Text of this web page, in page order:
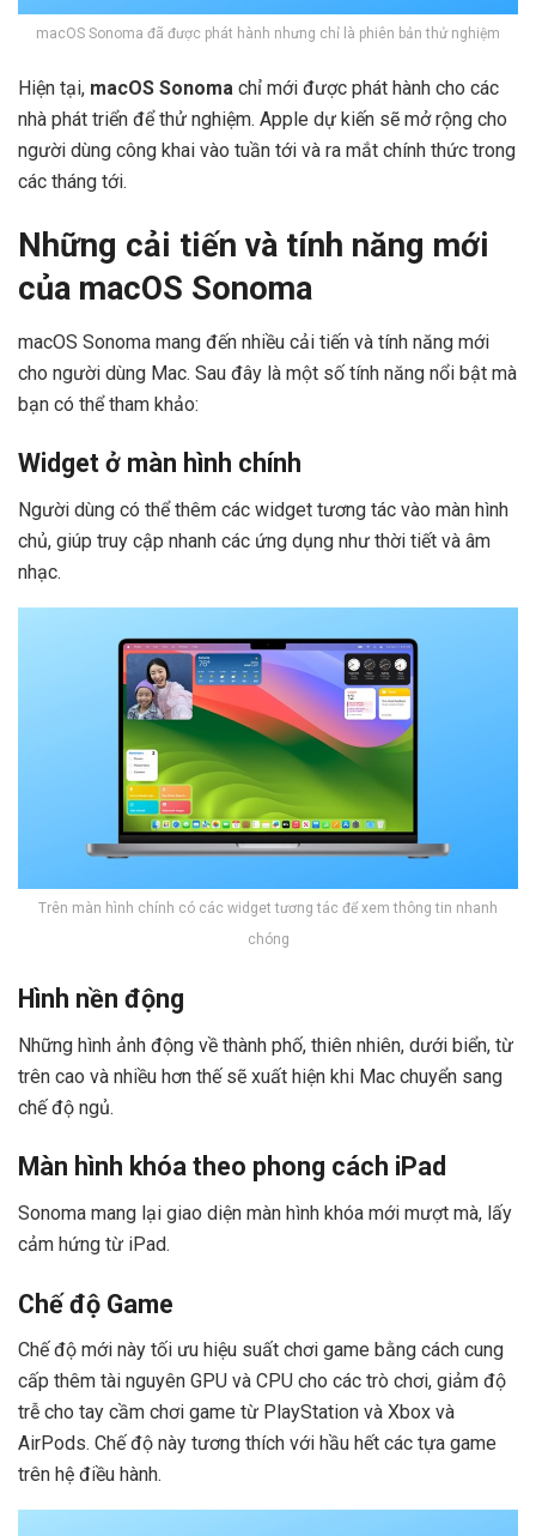
macOS Sonoma đã được phát hành nhưng chỉ là phiên bản thử nghiệm
Hiện tại, macOS Sonoma chỉ mới được phát hành cho các
nhà phát triển để thử nghiệm. Apple dự kiến sẽ mở rộng cho
người dùng công khai vào tuần tới và ra mắt chính thức trong
các tháng tới.
Những cải tiến và tính năng mới
của macOS Sonoma
macOS Sonoma mang đến nhiều cải tiến và tính năng mới
cho người dùng Mac. Sau đây là một số tính năng nổi bật mà
bạn có thể tham khảo:
Widget ở màn hình chính
Người dùng có thể thêm các widget tương tác vào màn hình
chủ, giúp truy cập nhanh các ứng dụng như thời tiết và âm
nhạc.
Trên màn hình chính có các widget tương tác để xem thông tin nhanh
chóng
Hình nền động
Những hình ảnh động về thành phố, thiên nhiên, dưới biển, từ
trên cao và nhiều hơn thế sẽ xuất hiện khi Mac chuyển sang
chế độ ngủ.
Màn hình khóa theo phong cách iPad
Sonoma mang lại giao diện màn hình khóa mới mượt mà, lấy
cảm hứng từ iPad.
Chế độ Game
Chế độ mới này tối ưu hiệu suất chơi game bằng cách cung
cấp thêm tài nguyên GPU và CPU cho các trò chơi, giảm độ
trễ cho tay cầm chơi game từ PlayStation và Xbox và
AirPods. Chế độ này tương thích với hầu hết các tựa game
trên hệ điều hành.